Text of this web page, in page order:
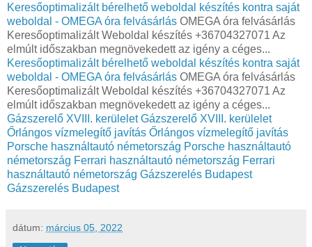
Keresőoptimalizált bérelhető weboldal készítés kontra saját
weboldal - OMEGA óra felvásárlás OMEGA óra felvásárlás
Keresőoptimalizált Weboldal készítés +36704327071 Az
elmúlt időszakban megnövekedett az igény a céges...
Keresőoptimalizált bérelhető weboldal készítés kontra saját
weboldal - OMEGA óra felvásárlás OMEGA óra felvásárlás
Keresőoptimalizált Weboldal készítés +36704327071 Az
elmúlt időszakban megnövekedett az igény a céges...
Gázszerelő XVIII. kerülelet Gázszerelő XVIII. kerülelet
Őrlángos vízmelegítő javítás Őrlángos vízmelegítő javítás
Porsche használtautó németország Porsche használtautó
németország Ferrari használtautó németország Ferrari
használtautó németország Gázszerelés Budapest
Gázszerelés Budapest
dátum: március 05, 2022